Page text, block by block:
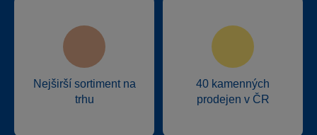
Nejširší sortiment na
trhu
40 kamenných
prodejen v ČR